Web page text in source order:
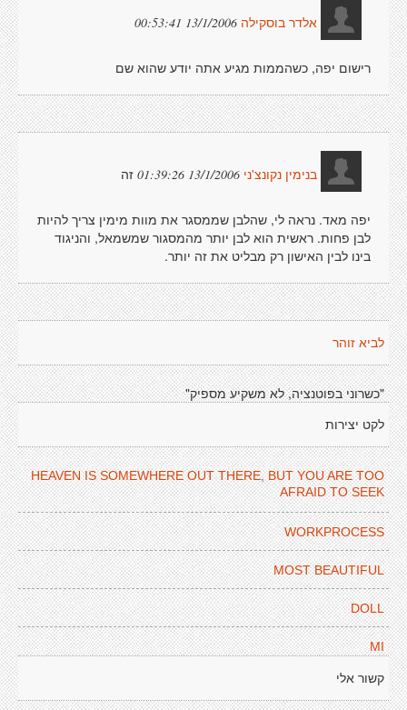
אלדר בוסקילה 13/1/2006 00:53:41
רישום יפה, כשהממות מגיע אתה יודע שהוא שם
בנימין נקונצ'ני 13/1/2006 01:39:26 זה
יפה מאד. נראה לי, שהלבן שממסגר את מוות מימין צריך להיות
לבן פחות. ראשית הוא לבן יותר מהמסגור שמשמאל, והניגוד
בינו לבין האישון רק מבליט את זה יותר.
לביא זוהר
"כשרוני בפוטנציה, לא משקיע מספיק"
לקט יצירות
HEAVEN IS SOMEWHERE OUT THERE, BUT YOU ARE TOO
AFRAID TO SEEK
WORKPROCESS
MOST BEAUTIFUL
DOLL
MI
קשור אלי